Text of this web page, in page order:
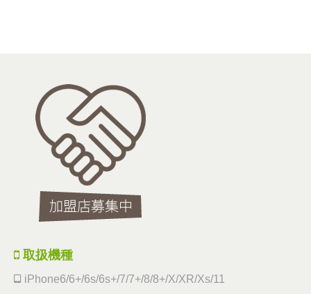
取扱機種
iPhone6/6+/6s/6s+/7/7+/8/8+/X/XR/Xs/11